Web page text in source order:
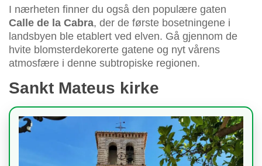
I nærheten finner du også den populære gaten
Calle de la Cabra, der de første bosetningene i
landsbyen ble etablert ved elven. Gå gjennom de
hvite blomsterdekorerte gatene og nyt vårens
atmosfære i denne subtropiske regionen.
Sankt Mateus kirke